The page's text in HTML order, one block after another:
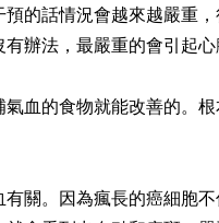
的話情況會越來越嚴重
辦法，最嚴重的會引起心
血的食物就能改善的。
關。因為瘋長的癌細胞